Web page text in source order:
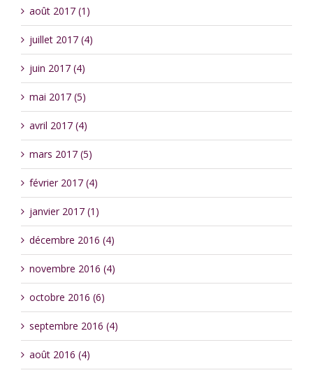
août 2017 (1)
juillet 2017 (4)
juin 2017 (4)
mai 2017 (5)
avril 2017 (4)
mars 2017 (5)
février 2017 (4)
janvier 2017 (1)
décembre 2016 (4)
novembre 2016 (4)
octobre 2016 (6)
septembre 2016 (4)
août 2016 (4)